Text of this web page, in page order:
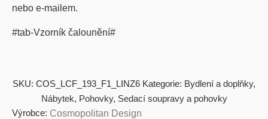
nebo e-mailem.
#tab-Vzorník čalounění#
SKU: COS_LCF_193_F1_LINZ6 Kategorie: Bydlení a doplňky,
Nábytek, Pohovky, Sedací soupravy a pohovky
Výrobce: Cosmopolitan Design